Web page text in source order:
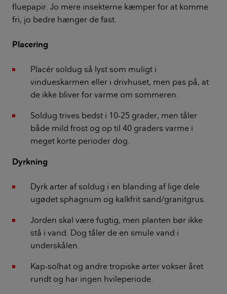
fluepapir. Jo mere insekterne kæmper for at komme
fri, jo bedre hænger de fast.
Placering
Placér soldug så lyst som muligt i
vindueskarmen eller i drivhuset, men pas på, at
de ikke bliver for varme om sommeren.
Soldug trives bedst i 10-25 grader, men tåler
både mild frost og op til 40 graders varme i
meget korte perioder dog.
Dyrkning
Dyrk arter af soldug i en blanding af lige dele
ugødet sphagnum og kalkfrit sand/granitgrus.
Jorden skal være fugtig, men planten bør ikke
stå i vand. Dog tåler de en smule vand i
underskålen.
Kap-solhat og andre tropiske arter vokser året
rundt og har ingen hvileperiode.